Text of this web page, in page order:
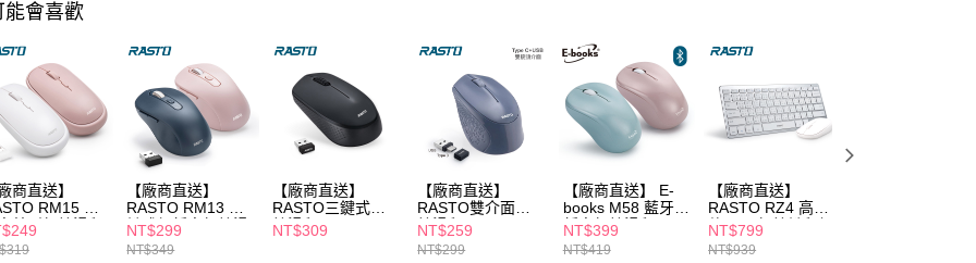
付客戶支援中心」https://netprotections.freshdesk.com/support/home
【注意事項】
１．透過由恩沛科技股份有限公司提供之「AFTEE先享後付」服務完成之
交易，需依本服務之必要範圍內提供個人資料，並將交易相關給付款項請
求債權轉讓予恩沛科技股份有限公司。
https://aftee.tw/terms/#terms3
３．未成年的使用者請事先徵得法定代理人或監護人之同意方可使用
「AFTEE先享後付」，若未經同意申辦者引起之損失，本公司不負相關責
任。
能會喜歡
商直送】
RM15 超
美型無線滑鼠
【廠商直送】
RASTO RM13 六
鍵式超靜音無線滑
鼠-兩色任選
NT$299
NT$349
【廠商直送】
RASTO三鍵式無
線滑鼠-RM26
NT$309
【廠商直送】
RASTO雙介面無
線滑鼠-RM33
NT$259
NT$299
【廠商直送】 E-
books M58 藍牙超
靜音無線滑鼠
NT$399
NT$419
【廠商直送】
RASTO RZ4 高階
款2.4G無線鍵鼠組
NT$799
NT$939